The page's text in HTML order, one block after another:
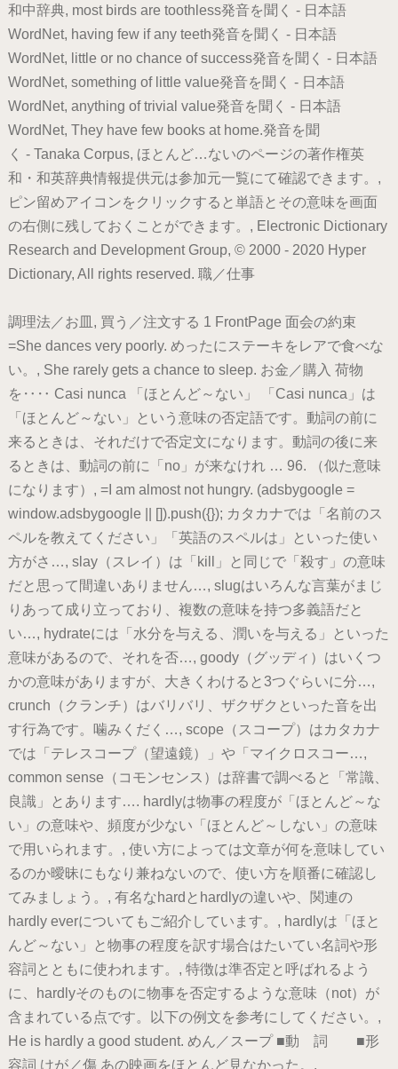
和中辞典, most birds are toothless発音を聞く - 日本語
WordNet, having few if any teeth発音を聞く - 日本語
WordNet, little or no chance of success発音を聞く - 日本語
WordNet, something of little value発音を聞く - 日本語
WordNet, anything of trivial value発音を聞く - 日本語
WordNet, They have few books at home.発音を聞
く - Tanaka Corpus, ほとんど…ないのページの著作権英
和・和英辞典情報提供元は参加元一覧にて確認できます。,
ピン留めアイコンをクリックすると単語とその意味を画面
の右側に残しておくことができます。, Electronic Dictionary
Research and Development Group, © 2000 - 2020 Hyper
Dictionary, All rights reserved. 職／仕事
調理法／お皿, 買う／注文する 1 FrontPage 面会の約束
=She dances very poorly. めったにステーキをレアで食べな
い。, She rarely gets a chance to sleep. お金／購入 荷物
を‥‥ Casi nunca 「ほとんど～ない」 「Casi nunca」は
「ほとんど～ない」という意味の否定語です。動詞の前に
来るときは、それだけで否定文になります。動詞の後に来
るときは、動詞の前に「no」が来なけれ … 96. （似た意味
になります）, =I am almost not hungry. (adsbygoogle =
window.adsbygoogle || []).push({}); カタカナでは「名前のス
ペルを教えてください」「英語のスペルは」といった使い
方がさ…, slay（スレイ）は「kill」と同じで「殺す」の意味
だと思って間違いありません…, slugはいろんな言葉がまじ
りあって成り立っており、複数の意味を持つ多義語だと
い…, hydrateには「水分を与える、潤いを与える」といった
意味があるので、それを否…, goody（グッディ）はいくつ
かの意味がありますが、大きくわけると3つぐらいに分…,
crunch（クランチ）はバリバリ、ザクザクといった音を出
す行為です。噛みくだく…, scope（スコープ）はカタカナ
では「テレスコープ（望遠鏡）」や「マイクロスコー…,
common sense（コモンセンス）は辞書で調べると「常識、
良識」とあります…. hardlyは物事の程度が「ほとんど～な
い」の意味や、頻度が少ない「ほとんど～しない」の意味
で用いられます。, 使い方によっては文章が何を意味してい
るのか曖昧にもなり兼ねないので、使い方を順番に確認し
てみましょう。, 有名なhardとhardlyの違いや、関連の
hardly everについてもご紹介しています。, hardlyは「ほと
んど～ない」と物事の程度を訳す場合はたいてい名詞や形
容詞とともに使われます。, 特徴は準否定と呼ばれるよう
に、hardlyそのものに物事を否定するような意味（not）が
含まれている点です。以下の例文を参考にしてください。,
He is hardly a good student. めん／スープ ■動 詞 ■形
容詞 けが／傷 あの映画をほとんど見なかった。.